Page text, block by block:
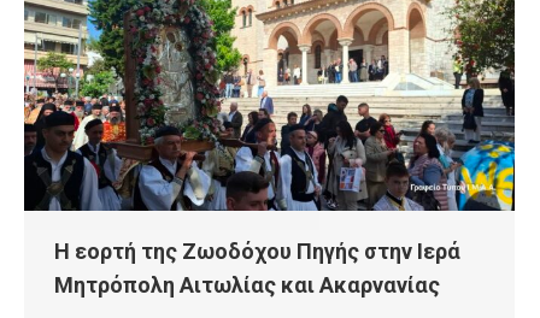
Η εορτή της Ζωοδόχου Πηγής στην Ιερά
Μητρόπολη Αιτωλίας και Ακαρνανίας